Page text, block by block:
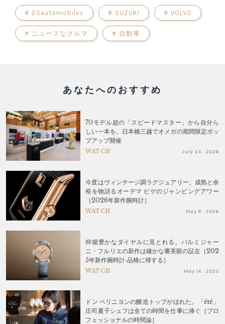
# DSautomobiles # SUZUKI # VOLVO
# ニュースなクルマ # 自動車
あなたへのおすすめ
70モデル超の「スピードマスター」から自分ら
しい一本を。日本橋三越でオメガの期間限定ポッ
プアップ開催
WATCH July 24 . 2026
今度はヴィンテージ調ラグジュアリー。成熟と余
裕を物語るオーデマ ピゲのジャンピングアワー
［2026年新作腕時計］
WATCH May 8 . 2026
抑揚豊かなダイヤルに見とれる。パルミジャー
ニ・フルリエの新作は確かな審美眼の証左［202
5年新作腕時計‐品格に帰する］
WATCH May 14 . 2025
ドン ペリニヨンの醸造トップがほれた。「été」
庄司夏子シェフは全ての時間を仕事に捧ぐ［プロ
フェッショナルの時間論］